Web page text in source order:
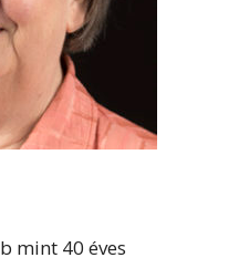
mint 40 éves